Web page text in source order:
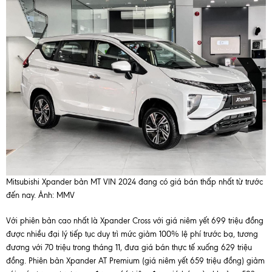
Mitsubishi Xpander bản MT VIN 2024 đang có giá bán thấp nhất từ trước
đến nay. Ảnh: MMV
Với phiên bản cao nhất là Xpander Cross với giá niêm yết 699 triệu đồng
được nhiều đại lý tiếp tục duy trì mức giảm 100% lệ phí trước bạ, tương
đương với 70 triệu trong tháng 11, đưa giá bán thực tế xuống 629 triệu
đồng. Phiên bản Xpander AT Premium (giá niêm yết 659 triệu đồng) giảm